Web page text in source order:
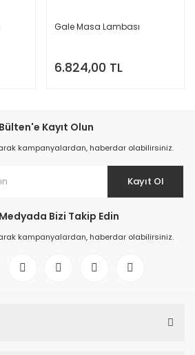
Gale Masa Lambası
6.824,00 TL
Kayıt Olun
kampanyalardan, haberdar olabilirsiniz.
Kayıt Ol
Bizi Takip Edin
kampanyalardan, haberdar olabilirsiniz.